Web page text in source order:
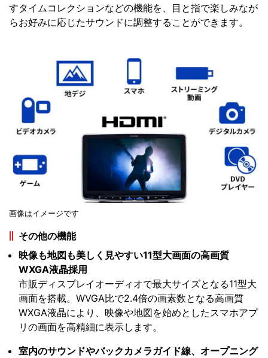
すタイムコレクションなどの機能を、目と指で楽しみなが
らお好みに応じたサウンドに調整することができます。
画像はイメージです
その他の機能
映像も地図も美しく見やすい11型大画面の高画質
WXGA液晶採用
市販ディスプレイオーディオで最大サイズとなる11型大
画面を搭載。WVGA比で2.4倍の画素数となる高画質
WXGA液晶により、映像や地図を始めとしたスマホアプ
リの画面を高精細に表示します。
室内のサウンドやバックカメラガイド線、オープニング